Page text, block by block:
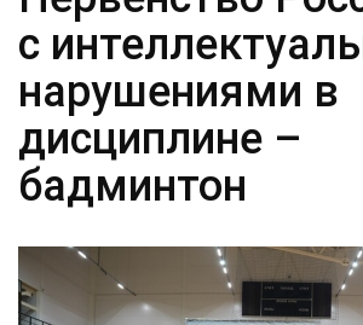
с
нарушениями в
дисциплине –
бадминтон